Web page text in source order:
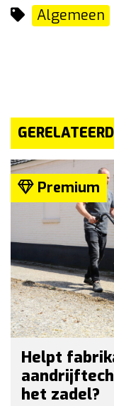
Algemeen
Premium
Helpt
het zadel?